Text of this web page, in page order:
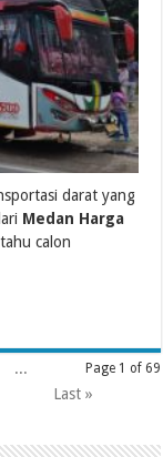
darat yang
Medan Harga
calon
Page 1 of 69
...
Last »